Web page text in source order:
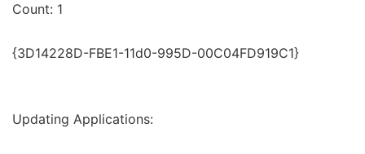
Count: 1
{3D14228D-FBE1-11d0-995D-00C04FD919C1}
Updating Applications: